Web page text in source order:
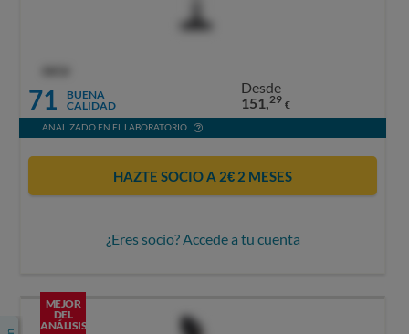
71
BUENA
CALIDAD
Desde
151,29 €
ANALIZADO EN EL LABORATORIO
HAZTE SOCIO A 2€ 2 MESES
¿Eres socio? Accede a tu cuenta
MEJOR
DEL
ANÁLISIS